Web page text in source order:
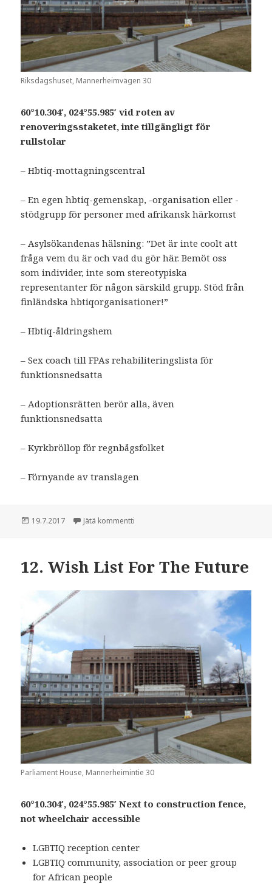
Riksdagshuset, Mannerheimvägen 30
60°10.304′, 024°55.985′ vid roten av
renoveringsstaketet, inte tillgängligt för
rullstolar
– Hbtiq-mottagningscentral
– En egen hbtiq-gemenskap, -organisation eller -
stödgrupp för personer med afrikansk härkomst
– Asylsökandenas hälsning: ”Det är inte coolt att
fråga vem du är och vad du gör här. Bemöt oss
som individer, inte som stereotypiska
representanter för någon särskild grupp. Stöd från
finländska hbtiqorganisationer!”
– Hbtiq-åldringshem
– Sex coach till FPAs rehabiliteringslista för
funktionsnedsatta
– Adoptionsrätten berör alla, även
funktionsnedsatta
– Kyrkbröllop för regnbågsfolket
– Förnyande av translagen
Julkaistu
19.7.2017 Jätä kommentti
12. Wish List For The Future
Parliament House, Mannerheimintie 30
60°10.304′, 024°55.985′ Next to construction fence,
not wheelchair accessible
LGBTIQ reception center
LGBTIQ community, association or peer group
for African people